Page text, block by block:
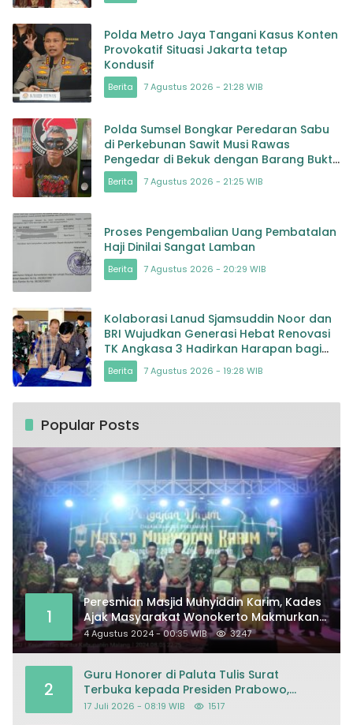
Polda Metro Jaya Tangani Kasus Konten
Provokatif Situasi Jakarta tetap
Kondusif
Berita 7 Agustus 2026 - 21:28 WIB
Polda Sumsel Bongkar Peredaran Sabu
di Perkebunan Sawit Musi Rawas
Pengedar di Bekuk dengan Barang Bukti
Sabu dan Timbangan
Berita 7 Agustus 2026 - 21:25 WIB
Proses Pengembalian Uang Pembatalan
Haji Dinilai Sangat Lamban
Berita 7 Agustus 2026 - 20:29 WIB
Kolaborasi Lanud Sjamsuddin Noor dan
BRI Wujudkan Generasi Hebat Renovasi
TK Angkasa 3 Hadirkan Harapan bagi
masa depan Bangsa
Berita 7 Agustus 2026 - 19:28 WIB
Popular Posts
1
Peresmian Masjid Muhyiddin Karim, Kades
Ajak Masyarakat Wonokerto Makmurkan
Masjid
4 Agustus 2024 - 00:35 WIB 3247
2
Guru Honorer di Paluta Tulis Surat
Terbuka kepada Presiden Prabowo,
Mohon Keadilan atas Dugaan
17 Juli 2026 - 08:19 WIB 1517